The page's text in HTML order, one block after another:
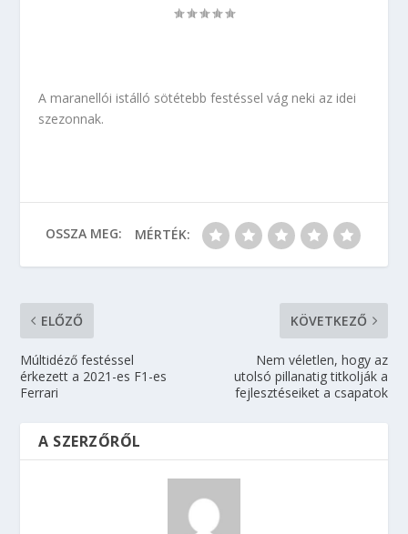
A maranellói istálló sötétebb festéssel vág neki az idei
szezonnak.
OSSZA MEG: MÉRTÉK:
ELŐZŐ
Múltidéző festéssel
érkezett a 2021-es F1-es
Ferrari
KÖVETKEZŐ
Nem véletlen, hogy az
utolsó pillanatig titkolják a
fejlesztéseiket a csapatok
A SZERZŐRŐL